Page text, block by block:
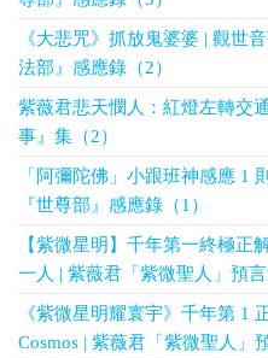
《大悲咒》抓放鬼婆婆 | 觀世
法部』感應錄（2）
紫薇君悲天憫人：紅燈左轉交
事』集（2）
「阿彌陀佛」小跟班神感應 1
『世尊部』感應錄（1）
【紫微星明】千年第一終極正
一人 | 紫薇君「紫微聖人」預
《紫微星明耀寰宇》千年第 1
Cosmos | 紫薇君「紫微聖人」